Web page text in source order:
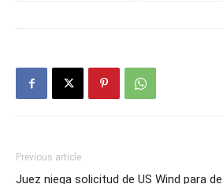
Previous article
Juez niega solicitud de US Wind para